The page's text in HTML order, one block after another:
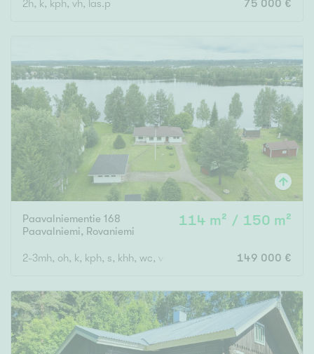
2h, k, kph, vh, las.p 75 000 €
Paavalniementie 168
Paavalniemi, Rovaniemi
114 m² / 150 m²
2-3mh, oh, k, kph, s, khh, wc, vh 149 000 €